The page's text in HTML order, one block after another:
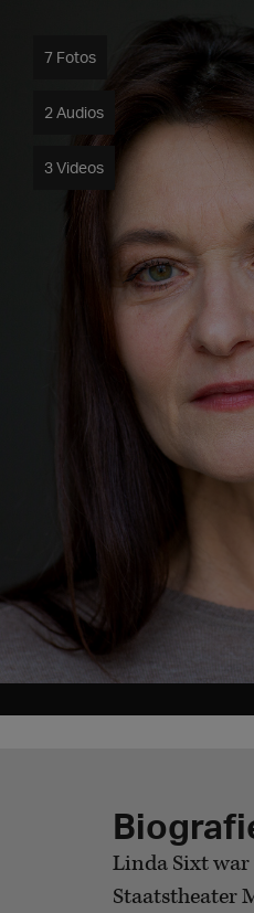
7 Fotos
2 Audios
3 Videos
Linda Sixt war
Staatstheater